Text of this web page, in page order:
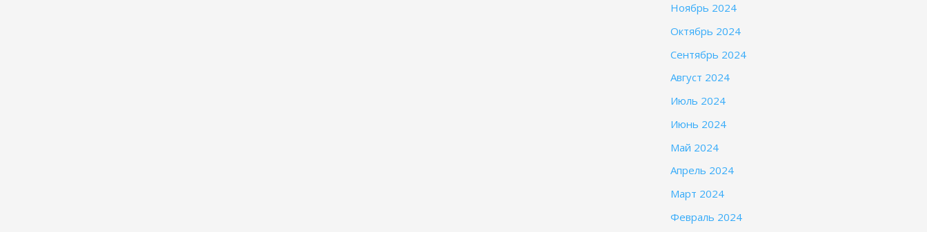
Ноябрь 2024
Октябрь 2024
Сентябрь 2024
Август 2024
Июль 2024
Июнь 2024
Май 2024
Апрель 2024
Март 2024
Февраль 2024